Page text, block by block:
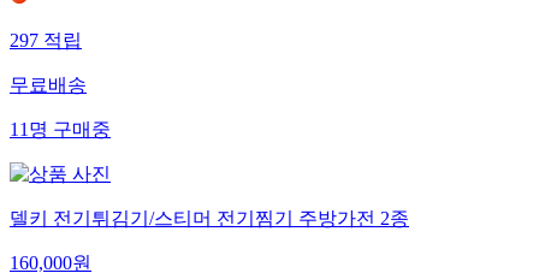
297적립
무료배송
11명구매중
델키 전기튀김기/스티머 전기찜기 주방가전 2종
160,000원